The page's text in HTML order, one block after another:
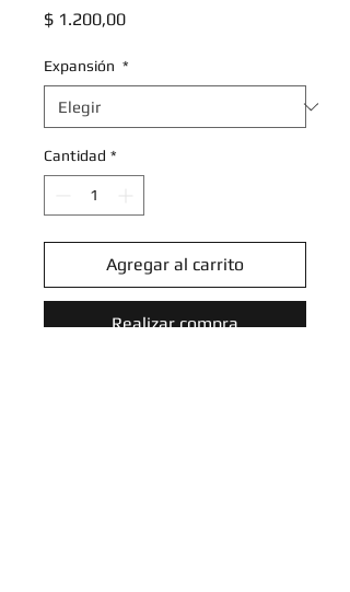
$ 1.200,00Precio
Expansión *
Cantidad *
Agregar al carrito
Realizar compra